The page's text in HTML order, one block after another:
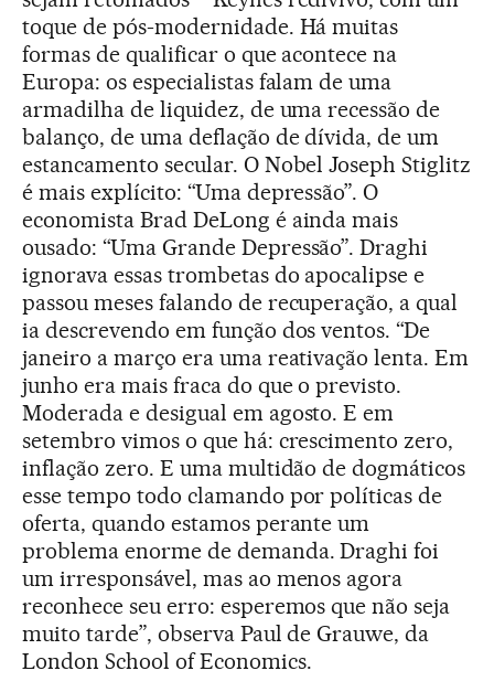
toque de pós-modernidade. Há muitas
formas de qualificar o que acontece na
Europa: os especialistas falam de uma
armadilha de liquidez, de uma recessão de
balanço, de uma deflação de dívida, de um
estancamento secular. O Nobel Joseph Stiglitz
é mais explícito: “Uma depressão”. O
economista Brad DeLong é ainda mais
ousado: “Uma Grande Depressão”. Draghi
ignorava essas trombetas do apocalipse e
passou meses falando de recuperação, a qual
ia descrevendo em função dos ventos. “De
janeiro a março era uma reativação lenta. Em
junho era mais fraca do que o previsto.
Moderada e desigual em agosto. E em
setembro vimos o que há: crescimento zero,
inflação zero. E uma multidão de dogmáticos
esse tempo todo clamando por políticas de
oferta, quando estamos perante um
problema enorme de demanda. Draghi foi
um irresponsável, mas ao menos agora
reconhece seu erro: esperemos que não seja
muito tarde”, observa Paul de Grauwe, da
London School of Economics.